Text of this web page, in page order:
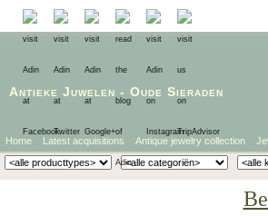
Antieke Juwelen - Oude Sieraden
Home Latest acquisitions Antique jewelry collection